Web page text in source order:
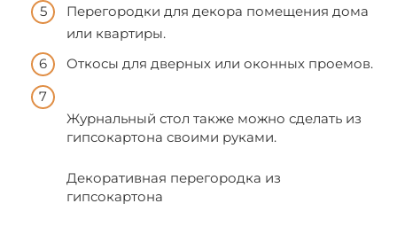
Перегородки для декора помещения дома
или квартиры.
Откосы для дверных или оконных проемов.
Журнальный стол также можно сделать из
гипсокартона своими руками.
Декоративная перегородка из
гипсокартона